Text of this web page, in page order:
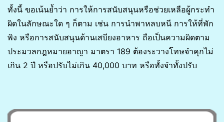
ทั้งนี้ ขอเน้นย้ำว่า การให้การสนับสนุนหรือช่วยเหลือผู้กระทำ
ผิดในลักษณะใด ๆ ก็ตาม เช่น การนำพาหลบหนี การให้ที่พัก
พิง หรือการสนับสนุนด้านเสบียงอาหาร ถือเป็นความผิดตาม
ประมวลกฎหมายอาญา มาตรา 189 ต้องระวางโทษจำคุกไม่
เกิน 2 ปี หรือปรับไม่เกิน 40,000 บาท หรือทั้งจำทั้งปรับ